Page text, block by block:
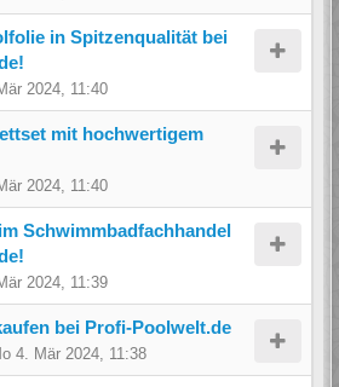
in Spitzenqualität bei
2024, 11:40
mit hochwertigem
2024, 11:40
Schwimmbadfachhandel
2024, 11:39
bei Profi-Poolwelt.de
4. Mär 2024, 11:38